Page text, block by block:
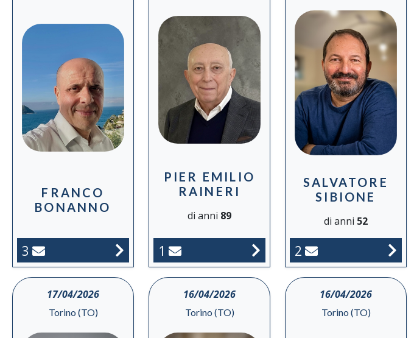
FRANCO
BONANNO
3
PIER EMILIO
RAINERI
di anni 89
1
SALVATORE
SIBIONE
di anni 52
2
17/04/2026
Torino (TO)
16/04/2026
Torino (TO)
16/04/2026
Torino (TO)